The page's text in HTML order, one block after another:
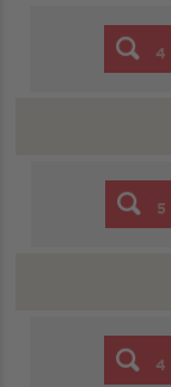
4
5
4